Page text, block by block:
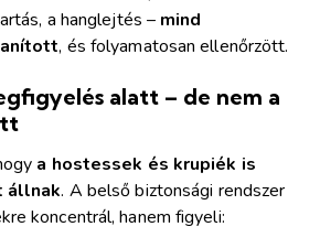
a hanglejtés – mind
, és folyamatosan ellenőrzött.
alatt – de nem a
a hostessek és krupiék is
állnak. A belső biztonsági rendszer
koncentrál, hanem figyeli: